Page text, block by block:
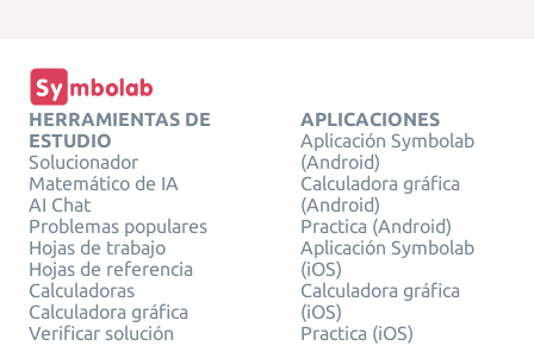
HERRAMIENTAS DE
ESTUDIO
Solucionador
Matemático de IA
AI Chat
Problemas populares
Hojas de trabajo
Hojas de referencia
Calculadoras
Calculadora gráfica
Verificar solución
APLICACIONES
Aplicación Symbolab
(Android)
Calculadora gráfica
(Android)
Practica (Android)
Aplicación Symbolab
(iOS)
Calculadora gráfica
(iOS)
Practica (iOS)